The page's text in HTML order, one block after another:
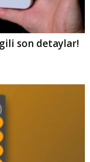
son detaylar!